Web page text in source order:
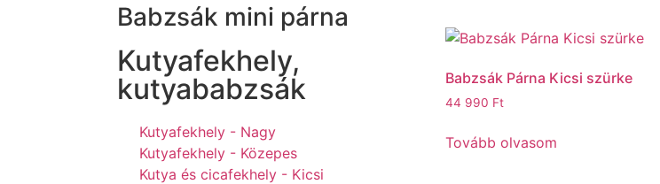
Babzsák mini párna
Kutyafekhely,
kutyababzsák
Kutyafekhely - Nagy
Kutyafekhely - Közepes
Kutya és cicafekhely - Kicsi
Babzsák Párna Kicsi szürke
44 990 Ft
Tovább olvasom